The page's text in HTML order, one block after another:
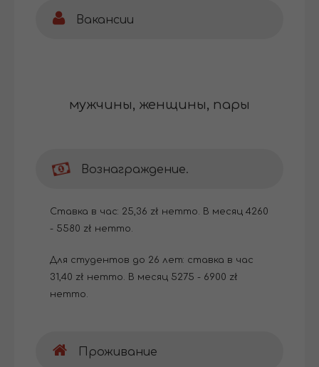
Вакансии
мужчины, женщины, пары
Вознаграждение.
Cтавка в час: 25,36 zł нетто. В месяц 4260
- 5580 zł нетто.
Для студентов до 26 лет: ставка в час
31,40 zł нетто. В месяц 5275 - 6900 zł
нетто.
Проживание